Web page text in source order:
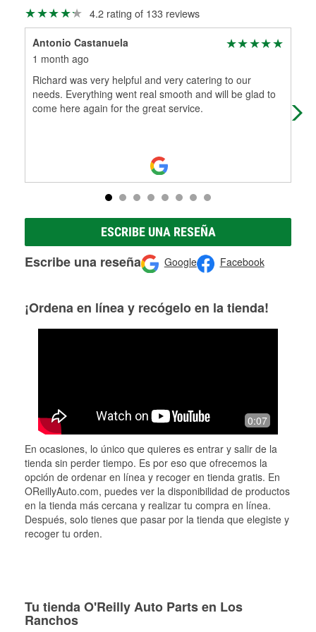
Herramientas de O'Reilly
pueden ser reutilizados, podemos ayudarte a encontrar las
partes de reemplazo correctas para tu reparación.
Rectificación de tambores y discos de freno
4.2 rating of 133 reviews
Antonio Castanuela
1 month ago
Richard was very helpful and very catering to our
needs. Everything went real smooth and will be glad to
come here again for the great service.
ESCRIBE UNA RESEÑA
Escribe una reseña Google Facebook
¡Ordena en línea y recógelo en la tienda!
0:07
En ocasiones, lo único que quieres es entrar y salir de la
tienda sin perder tiempo. Es por eso que ofrecemos la
opción de ordenar en línea y recoger en tienda gratis. En
OReillyAuto.com, puedes ver la disponibilidad de productos
en la tienda más cercana y realizar tu compra en línea.
Después, solo tienes que pasar por la tienda que elegiste y
recoger tu orden.
Tu tienda O'Reilly Auto Parts en Los
Ranchos